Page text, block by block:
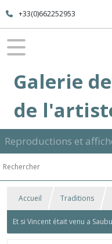
+33(0)662252953
Galerie
de
Accueil Traditions
Et si Vincent était venu a